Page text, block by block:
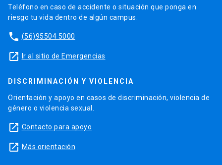
Teléfono en caso de accidente o situación que ponga en
riesgo tu vida dentro de algún campus.
phone (56)95504 5000
launch Ir al sitio de Emergencias
DISCRIMINACIÓN Y VIOLENCIA
Orientación y apoyo en casos de discriminación, violencia de
género o violencia sexual.
launch Contacto para apoyo
launch Más orientación